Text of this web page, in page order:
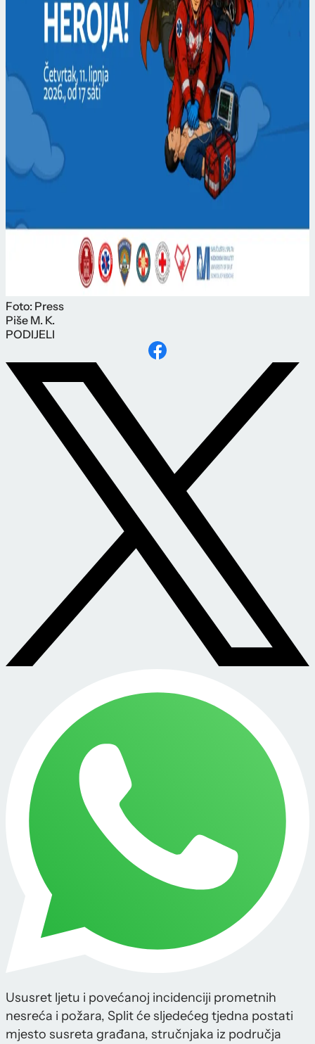
Foto: Press
Piše M. K.
PODIJELI
Ususret ljetu i povećanoj incidenciji prometnih
nesreća i požara, Split će sljedećeg tjedna postati
mjesto susreta građana, stručnjaka iz područja